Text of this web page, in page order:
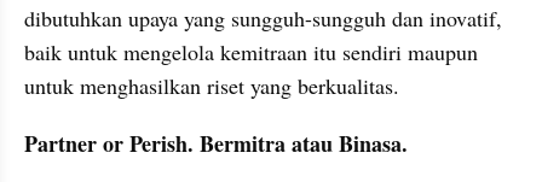
dibutuhkan upaya yang sungguh-sungguh dan inovatif,
baik untuk mengelola kemitraan itu sendiri maupun
untuk menghasilkan riset yang berkualitas.
Partner or Perish. Bermitra atau Binasa.